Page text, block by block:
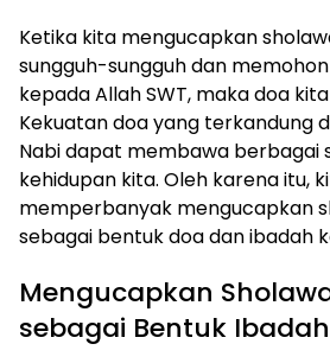
Ketika kita mengucapkan
sungguh-sungguh dan
kepada Allah SWT, maka doa
Kekuatan doa yang terkandung
Nabi dapat membawa berbagai
kehidupan kita. Oleh karena itu,
memperbanyak mengucapkan
sebagai bentuk doa dan ibadah
Mengucapkan
sebagai Bentuk Ibadah